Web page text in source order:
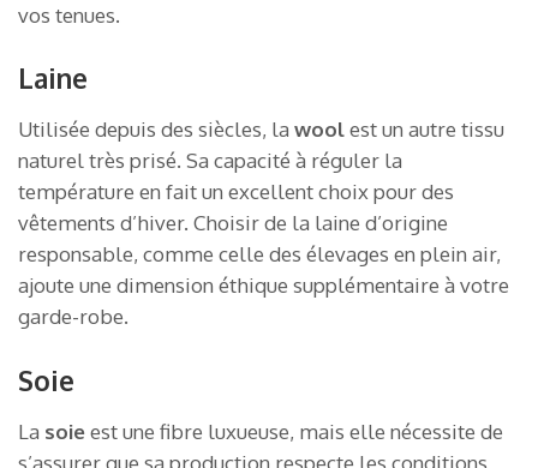
vos tenues.
Laine
Utilisée depuis des siècles, la woolest un autre tissu
naturel très prisé. Sa capacité à réguler la
température en fait un excellent choix pour des
vêtements d’hiver. Choisir de la laine d’origine
responsable, comme celle des élevages en plein air,
ajoute une dimension éthique supplémentaire à votre
garde-robe.
Soie
La soieest une fibre luxueuse, mais elle nécessite de
s’assurer que sa production respecte les conditions